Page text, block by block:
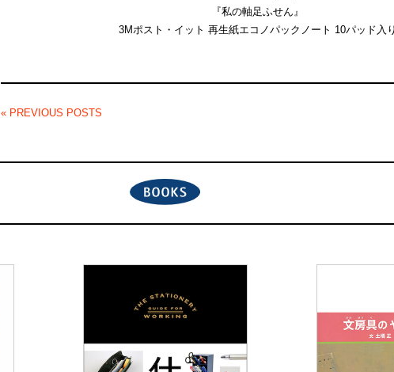
『私の軸足ふせん』
3Mポスト・イット 再生紙エコノパックノート 10パッド入り
« PREVIOUS POSTS